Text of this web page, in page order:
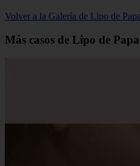
Volver a la Galería de Lipo de
Más casos de Lipo de